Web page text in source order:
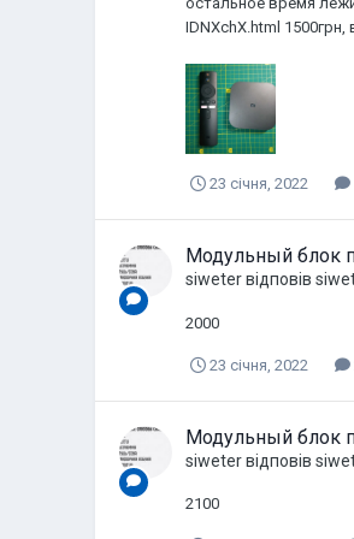
IDNXchX.html
23 січня, 2022
Модульный блок
siweterвідповів
2000
23 січня, 2022
Модульный блок
siweterвідповів
2100